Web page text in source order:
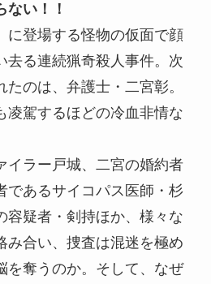
ない！！
に登場する怪物の仮面で顔
去る連続猟奇殺人事件。次
のは、弁護士・二宮彰。
凌駕するほどの冷血非情な
イラー戸城、二宮の婚約者
であるサイコパス医師・杉
容疑者・剣持ほか、様々な
み合い、捜査は混迷を極め
を奪うのか。そして、なぜ